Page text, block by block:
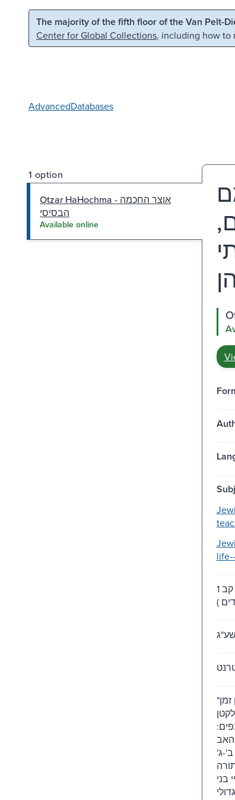
Skip to main content Skip to search
The majority of the fifth floor of the Van Pelt-
Center for Global Collections, including how to
AdvancedDatabases
1 option
Otzar HaHochma - אוצר החכמה
הבסיסי
Available online
1 משאב אלקטרוני ([2], קב
"הכולל: פתיחה בעניין זמן
האב
ג'
בני